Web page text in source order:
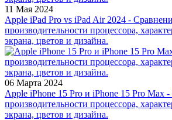
11 Мая 2024
Apple iPad Pro vs iPad Air 2024 -
производительности процессора,
экрана, цветов и дизайна.
06 Марта 2024
Apple iPhone 15 Pro и iPhone 15 Pro Max
производительности процессора,
экрана, цветов и дизайна.